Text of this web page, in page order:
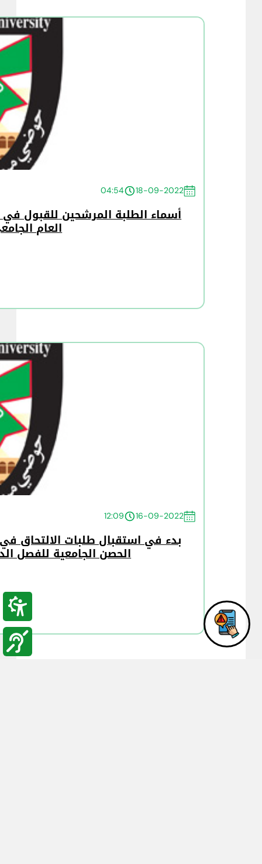
18-09-2022
04:54
أسماء الطلبة المرشحين للقبول في
العام الجامعي 2022/2023
16-09-2022
12:09
بدء في استقبال طلبات الالتحاق
الحصن الجامعية للفصل